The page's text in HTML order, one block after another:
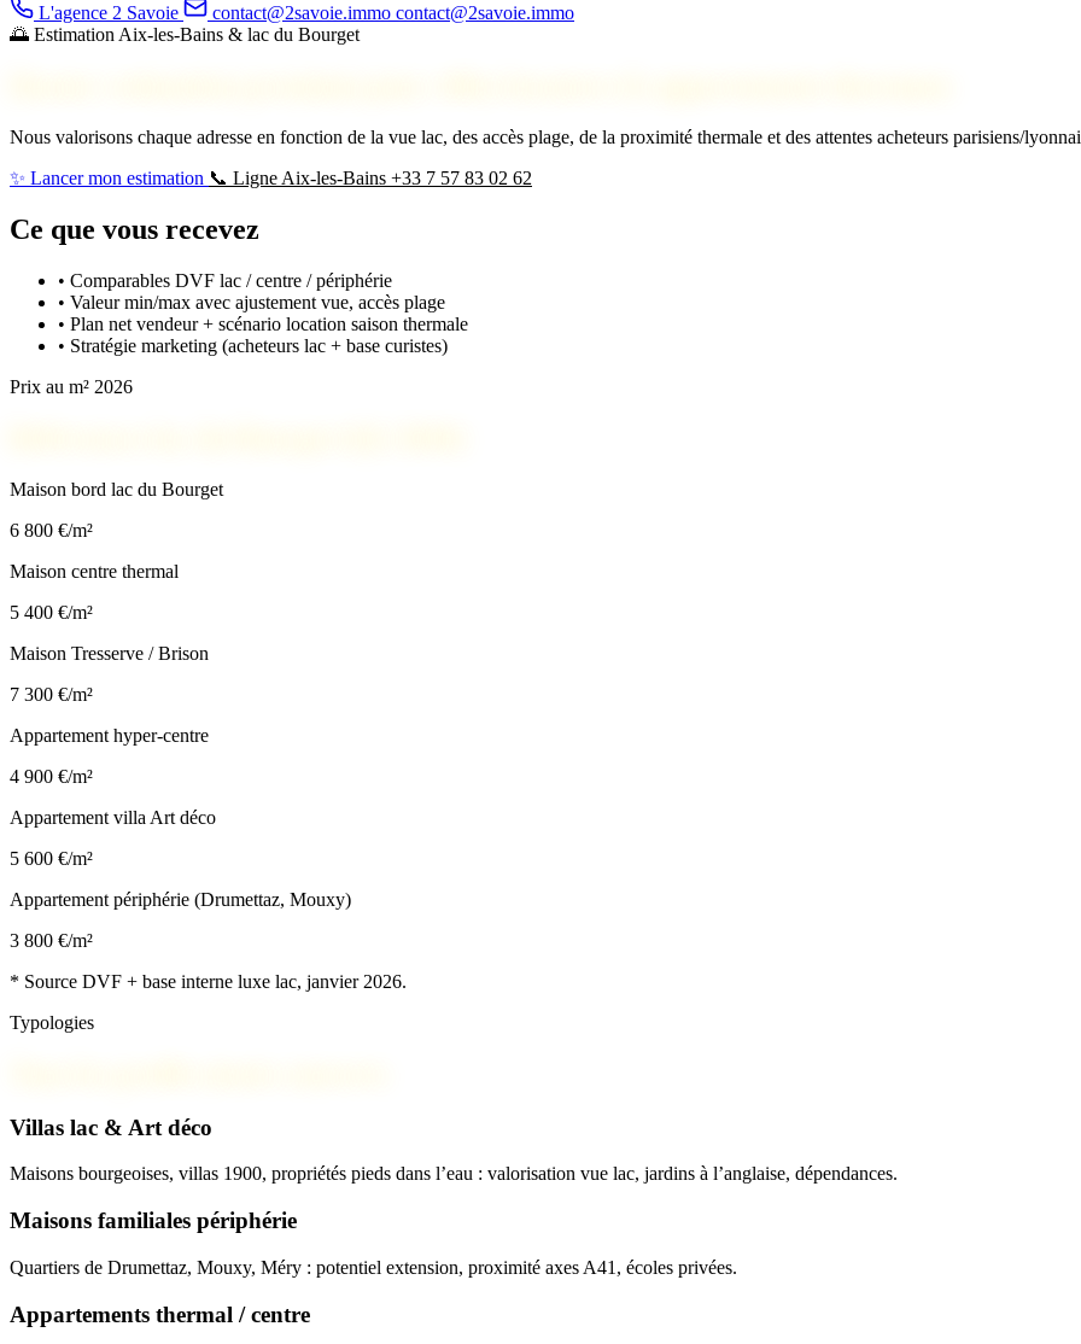
L'agence 2 Savoie
contact@2savoie.immo contact@2savoie.immo
🌅 Estimation Aix-les-Bains & lac du Bourget
Nous valorisons chaque adresse en fonction de la vue lac, des accès plage, de la proximité thermale et des attentes acheteurs parisiens/
✨ Lancer mon estimation 📞 Ligne Aix-les-Bains +33 7 57 83 02 62
Ce que vous recevez
• Comparables DVF lac / centre / périphérie
• Valeur min/max avec ajustement vue, accès plage
• Plan net vendeur + scénario location saison thermale
• Stratégie marketing (acheteurs lac + base curistes)
Prix au m² 2026
Maison bord lac du Bourget
6 800 €/m²
Maison centre thermal
5 400 €/m²
Maison Tresserve / Brison
7 300 €/m²
Appartement hyper-centre
4 900 €/m²
Appartement villa Art déco
5 600 €/m²
Appartement périphérie (Drumettaz, Mouxy)
3 800 €/m²
* Source DVF + base interne luxe lac, janvier 2026.
Typologies
Villas lac & Art déco
Maisons bourgeoises, villas 1900, propriétés pieds dans l’eau : valorisation vue lac, jardins à l’anglaise, dépendances.
Maisons familiales périphérie
Quartiers de Drumettaz, Mouxy, Méry : potentiel extension, proximité axes A41, écoles privées.
Appartements thermal / centre